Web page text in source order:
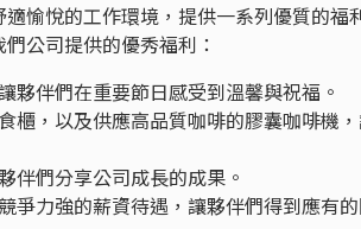
愉悅的工作環境，提供一系列優質的福
公司提供的優秀福利：
夥伴們在重要節日感受到溫馨與祝福。
櫃，以及供應高品質咖啡的膠囊咖啡機
伴們分享公司成長的成果。
爭力強的薪資待遇，讓夥伴們得到應有